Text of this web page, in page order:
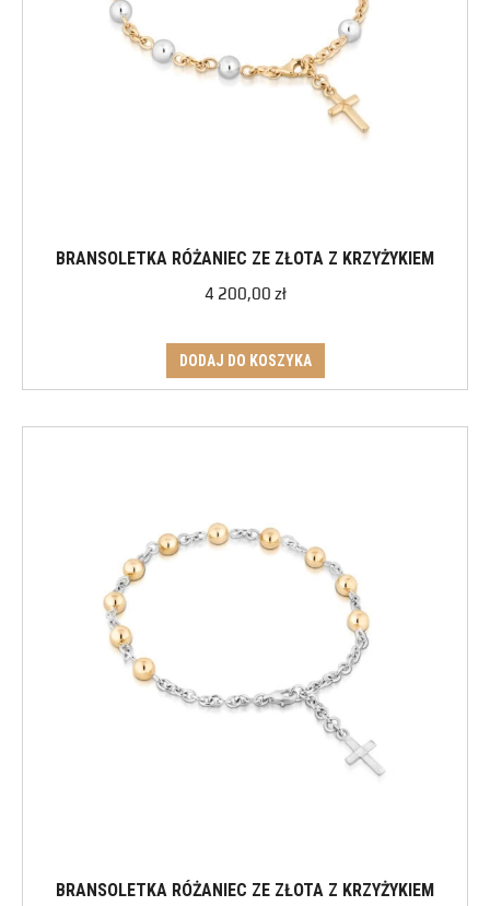
BRANSOLETKA RÓŻANIEC ZE ZŁOTA Z KRZYŻYKIEM
4 200,00 zł
DODAJ DO KOSZYKA
BRANSOLETKA RÓŻANIEC ZE ZŁOTA Z KRZYŻYKIEM